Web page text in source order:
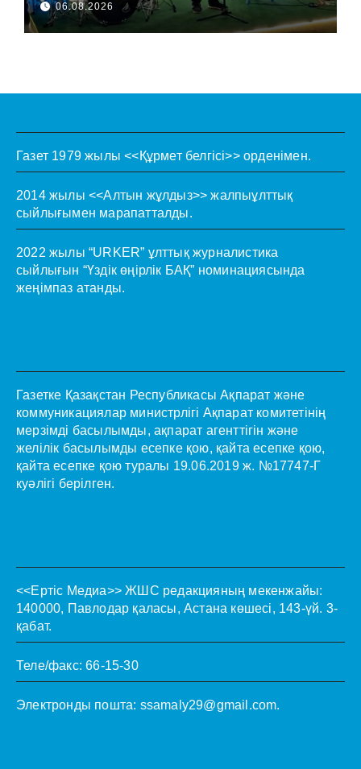
06.08.2026
Газет 1979 жылы <<Құрмет белгісі>> орденімен.
2014 жылы <<Алтын жұлдыз>> жалпыұлттық
сыйлығымен марапатталды.
2022 жылы “URKER” ұлттық журналистика
сыйлығын “Үздік өңірлік БАҚ” номинациясында
жеңімпаз атанды.
Газетке Қазақстан Республикасы Ақпарат және
коммуникациялар министрлігі Ақпарат комитетінің
мерзімді басылымды, ақпарат агенттігін және
желілік басылымды есепке қою, қайта есепке қою,
қайта есепке қою туралы 19.06.2019 ж. №17747-Г
куәлігі берілген.
<<Ертіс Медиа>> ЖШС редакцияның мекенжайы:
140000, Павлодар қаласы, Астана көшесі, 143-үй. 3-
қабат.
Теле/факс: 66-15-30
Электронды пошта: ssamaly29@gmail.com.